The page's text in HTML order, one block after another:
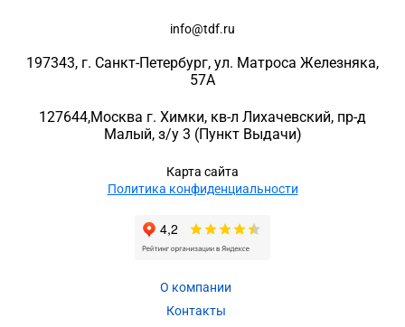
info@tdf.ru
197343, г. Санкт-Петербург, ул. Матроса Железняка,
57A
127644,Москва г. Химки, кв-л Лихачевский, пр-д
Малый, з/у 3 (Пункт Выдачи)
Карта сайта
Политика конфиденциальности
О компании
Контакты